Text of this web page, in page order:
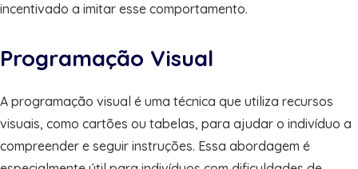
incentivado a imitar esse comportamento.
Programação Visual
A programação visual é uma técnica que utiliza recursos
visuais, como cartões ou tabelas, para ajudar o indivíduo a
compreender e seguir instruções. Essa abordagem é